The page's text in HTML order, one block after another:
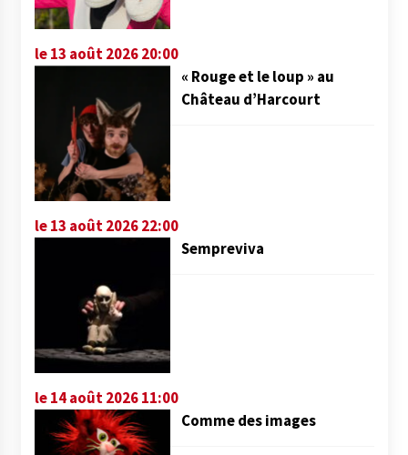
le 13 août 2026 20:00
« Rouge et le loup » au
Château d’Harcourt
le 13 août 2026 22:00
Sempreviva
le 14 août 2026 11:00
Comme des images